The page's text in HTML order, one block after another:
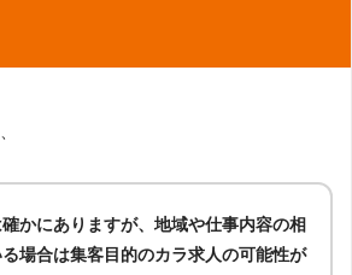
かにありますが、地域や仕事内容の相
場合は集客目的のカラ求人の可能性が